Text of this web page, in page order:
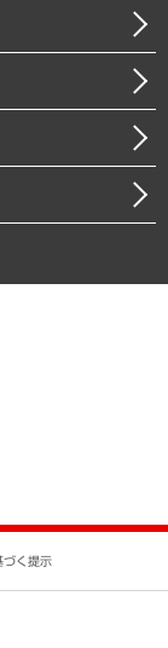
づく提示